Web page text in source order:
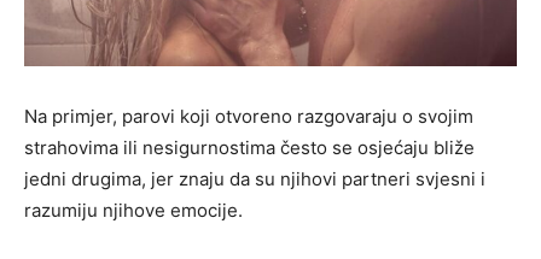
Na primjer, parovi koji otvoreno razgovaraju o svojim
strahovima ili nesigurnostima često se osjećaju bliže
jedni drugima, jer znaju da su njihovi partneri svjesni i
razumiju njihove emocije.